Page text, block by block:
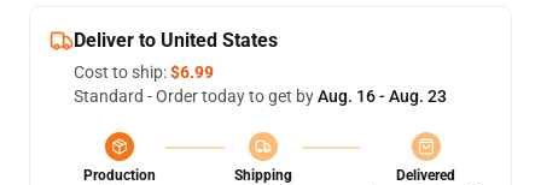
Deliver to United States
Cost to ship:$6.99
Standard - Order today to get byAug. 16 - Aug. 23
Production
Shipping
Delivered